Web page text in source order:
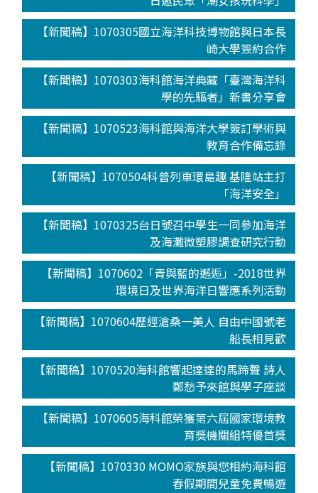
【新聞稿】1070305國立海洋科技博物館與日本長
崎大學簽約合作
【新聞稿】1070303海科館海洋典藏「臺灣海洋科
學的先驅者」新書分享會
【新聞稿】1070523海科館與海洋大學簽訂學術與
教育合作備忘錄
【新聞稿】1070504科普列車環島趣 基隆站主打
「海洋安全」
【新聞稿】1070325台日號召中學生一同參加海洋
及海灘微塑膠調查研究行動
【新聞稿】1070602「青與藍的邂逅」-2018世界
環境日及世界海洋日響應系列活動
【新聞稿】1070604歷經滄桑一美人 自由中國號老
船長相見歡
【新聞稿】1070520海科館響起達達的馬蹄聲 詩人
鄭愁予來館與學子座談
【新聞稿】1070605海科館榮獲第六屆國家環境教
育獎機關組特優首獎
【新聞稿】1070330 MOMO家族與您相約海科館
春假期間兒童免費暢遊